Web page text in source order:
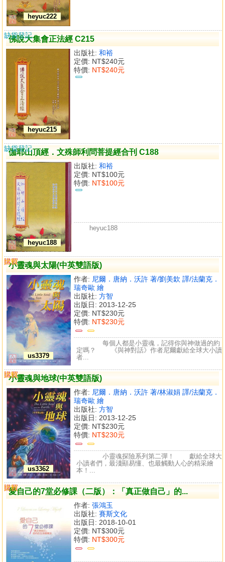
heyuc222
佛說大集會正法經 C215
heyuc215
出版社: 和裕
定價: NT$240元
特價: NT$240元
缺貨登記
伽耶山頂經．文殊師利問菩提經合刊 C188
heyuc188
出版社: 和裕
定價: NT$100元
特價: NT$100元
缺貨登記
heyuc188
小靈魂與太陽(中英雙語版)
us3379
作者: 尼爾．唐納．沃許 著/劉美欽 譯/法蘭克．
瑞奇歐 繪
出版社: 方智
出版日: 2013-12-25
定價: NT$230元
特價: NT$230元
購買
比較
每個人都是小靈魂，記得你與神做過的約
定嗎？ 《與神對話》作者尼爾獻給全球大小讀
者...
小靈魂與地球(中英雙語版)
us3362
作者: 尼爾．唐納．沃許 著/林淑娟 譯/法蘭克．
瑞奇歐 繪
出版社: 方智
出版日: 2013-12-25
定價: NT$230元
特價: NT$230元
購買
比較
小靈魂探險系列第二彈！ 獻給全球大
小讀者們，最淺顯易懂、也最觸動人心的精采繪
本！...
愛自己的7堂必修課（二版）：「真正做自己」的...
作者: 張鴻玉
出版社: 賽斯文化
出版日: 2018-10-01
定價: NT$300元
特價: NT$300元
購買
比較